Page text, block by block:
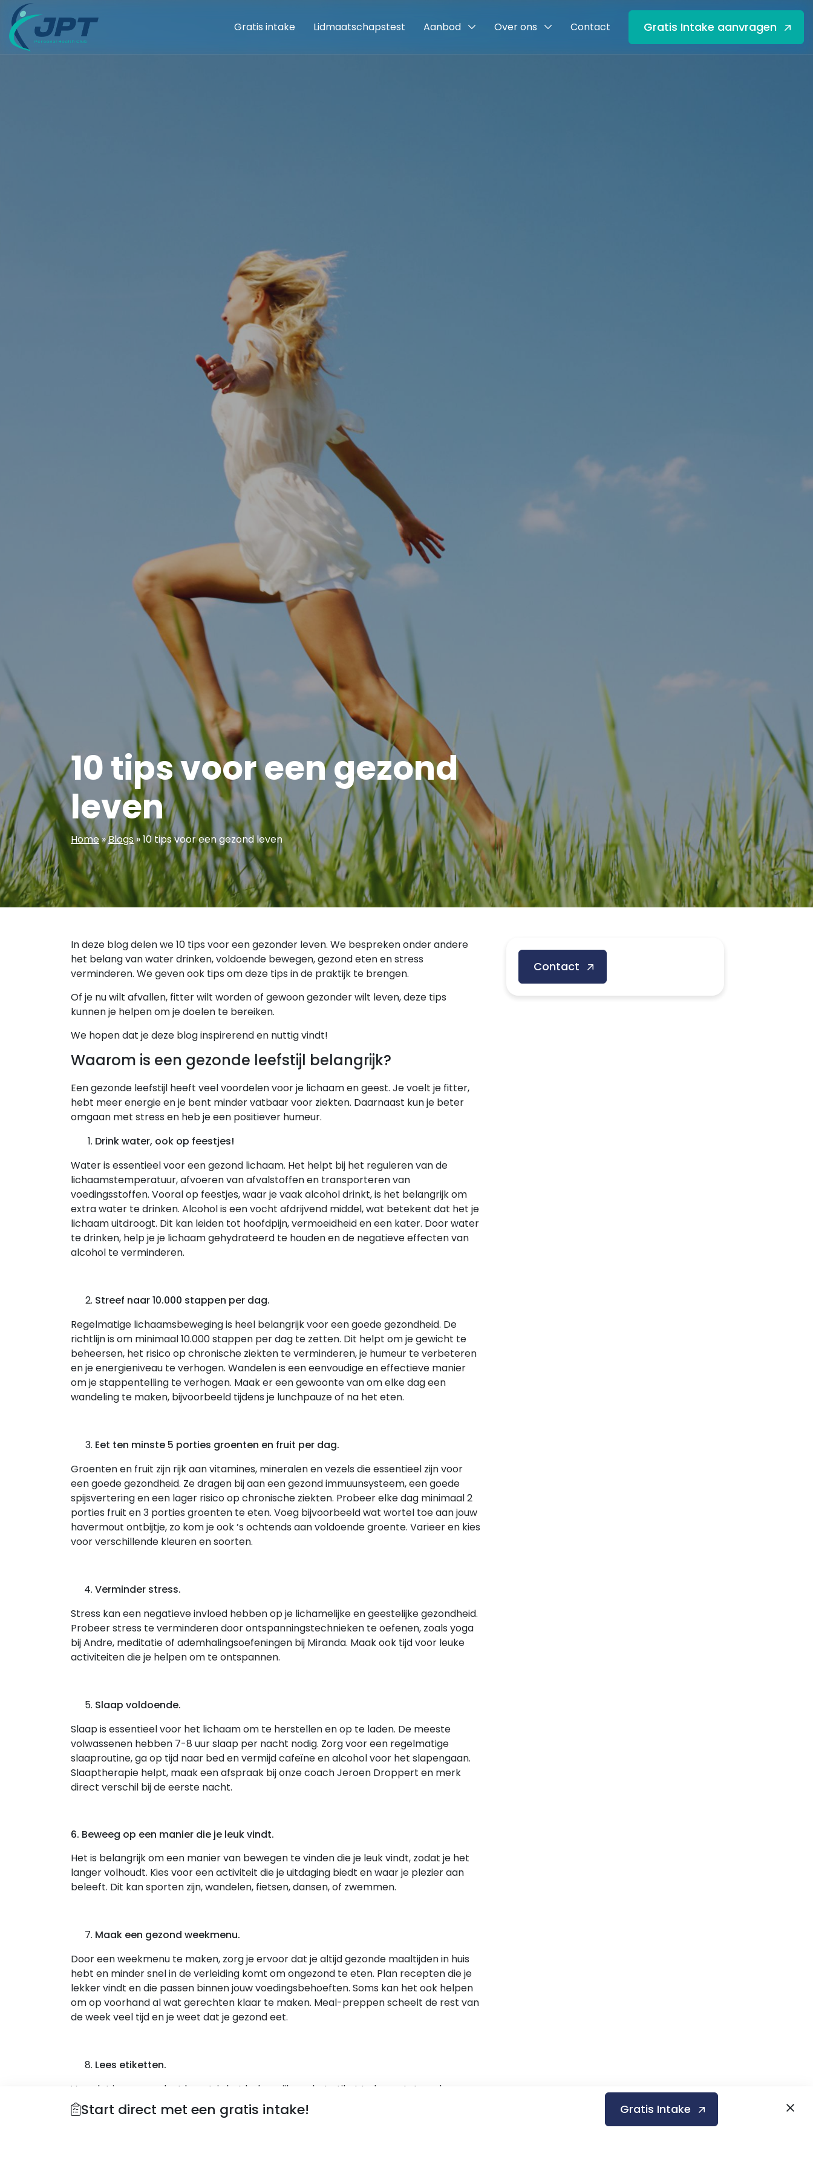
Gratis intake Lidmaatschapstest Aanbod Over ons Contact Gratis Intake aanvragen
10 tips voor een gezond
leven
Home»Blogs»10 tips voor een gezond leven
In deze blog delen we 10 tips voor een gezonder leven. We bespreken onder andere
het belang van water drinken, voldoende bewegen, gezond eten en stress
verminderen. We geven ook tips om deze tips in de praktijk te brengen.
Of je nu wilt afvallen, fitter wilt worden of gewoon gezonder wilt leven, deze tips
kunnen je helpen om je doelen te bereiken.
We hopen dat je deze blog inspirerend en nuttig vindt!
Waarom is een gezonde leefstijl belangrijk?
Een gezonde leefstijl heeft veel voordelen voor je lichaam en geest. Je voelt je fitter,
hebt meer energie en je bent minder vatbaar voor ziekten. Daarnaast kun je beter
omgaan met stress en heb je een positiever humeur.
Drink water, ook op feestjes!
Water is essentieel voor een gezond lichaam. Het helpt bij het reguleren van de
lichaamstemperatuur, afvoeren van afvalstoffen en transporteren van
voedingsstoffen. Vooral op feestjes, waar je vaak alcohol drinkt, is het belangrijk om
extra water te drinken. Alcohol is een vocht afdrijvend middel, wat betekent dat het je
lichaam uitdroogt. Dit kan leiden tot hoofdpijn, vermoeidheid en een kater. Door water
te drinken, help je je lichaam gehydrateerd te houden en de negatieve effecten van
alcohol te verminderen.
Streef naar 10.000 stappen per dag.
Regelmatige lichaamsbeweging is heel belangrijk voor een goede gezondheid. De
richtlijn is om minimaal 10.000 stappen per dag te zetten. Dit helpt om je gewicht te
beheersen, het risico op chronische ziekten te verminderen, je humeur te verbeteren
en je energieniveau te verhogen. Wandelen is een eenvoudige en effectieve manier
om je stappentelling te verhogen. Maak er een gewoonte van om elke dag een
wandeling te maken, bijvoorbeeld tijdens je lunchpauze of na het eten.
Eet ten minste 5 porties groenten en fruit per dag.
Groenten en fruit zijn rijk aan vitamines, mineralen en vezels die essentieel zijn voor
een goede gezondheid. Ze dragen bij aan een gezond immuunsysteem, een goede
spijsvertering en een lager risico op chronische ziekten. Probeer elke dag minimaal 2
porties fruit en 3 porties groenten te eten. Voeg bijvoorbeeld wat wortel toe aan jouw
havermout ontbijtje, zo kom je ook ’s ochtends aan voldoende groente. Varieer en kies
voor verschillende kleuren en soorten.
Verminder stress.
Stress kan een negatieve invloed hebben op je lichamelijke en geestelijke gezondheid.
Probeer stress te verminderen door ontspanningstechnieken te oefenen, zoals yoga
bij Andre, meditatie of ademhalingsoefeningen bij Miranda. Maak ook tijd voor leuke
activiteiten die je helpen om te ontspannen.
Slaap voldoende.
Slaap is essentieel voor het lichaam om te herstellen en op te laden. De meeste
volwassenen hebben 7-8 uur slaap per nacht nodig. Zorg voor een regelmatige
slaaproutine, ga op tijd naar bed en vermijd cafeïne en alcohol voor het slapengaan.
Slaaptherapie helpt, maak een afspraak bij onze coach Jeroen Droppert en merk
direct verschil bij de eerste nacht.
6. Beweeg op een manier die je leuk vindt.
Het is belangrijk om een manier van bewegen te vinden die je leuk vindt, zodat je het
langer volhoudt. Kies voor een activiteit die je uitdaging biedt en waar je plezier aan
beleeft. Dit kan sporten zijn, wandelen, fietsen, dansen, of zwemmen.
Maak een gezond weekmenu.
Door een weekmenu te maken, zorg je ervoor dat je altijd gezonde maaltijden in huis
hebt en minder snel in de verleiding komt om ongezond te eten. Plan recepten die je
lekker vindt en die passen binnen jouw voedingsbehoeften. Soms kan het ook helpen
om op voorhand al wat gerechten klaar te maken. Meal-preppen scheelt de rest van
de week veel tijd en je weet dat je gezond eet.
Lees etiketten.
Voordat je een product koopt, is het belangrijk om het etiket te lezen. Let op de
hoeveelheid calorieën, vet, suiker en zout. Kies voor producten met een lager gehalte
aan deze voedingsstoffen. Soms kan dit veel schelen als het gaat om het totale aantal
Contact
Start direct met een gratis intake! Gratis Intake